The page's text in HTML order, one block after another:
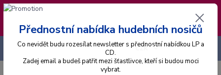
❣️ Od 4.8. do 13.8. čerpám dovolenou. Datum
expedice objednávek se posouvá na pátek
14.8.2026 🐋
CZK
+420 725 736 293
Přednostní nabídka hudebních nosičů
Co nevidět budu rozesílat newsletter s přednostní nabídkou LP a
CD.
Zadej email a budeš patřit mezi šťastlivce, kteří si budou moci
vybrat.